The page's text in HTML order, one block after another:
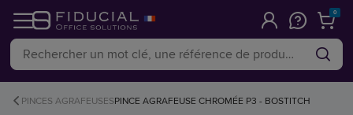
0
PINCES AGRAFEUSESPINCE AGRAFEUSE CHROMÉE P3 - BOSTITCH